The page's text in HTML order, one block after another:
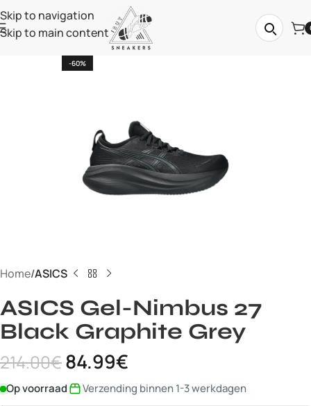
Skip to navigation
Skip to main content
-60%
Home ASICS
ASICS Gel-Nimbus 27
Black Graphite Grey
214.00€84.99€
Op voorraad Verzending binnen 1-3 werkdagen